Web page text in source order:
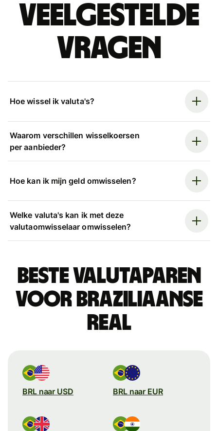
Veelgestelde
vragen
Hoe wissel ik valuta's?
Waarom verschillen wisselkoersen
per aanbieder?
Hoe kan ik mijn geld omwisselen?
Welke valuta's kan ik met deze
valutaomwisselaar omwisselen?
Beste valutaparen
voor Braziliaanse
real
BRL naar USD BRL naar EUR